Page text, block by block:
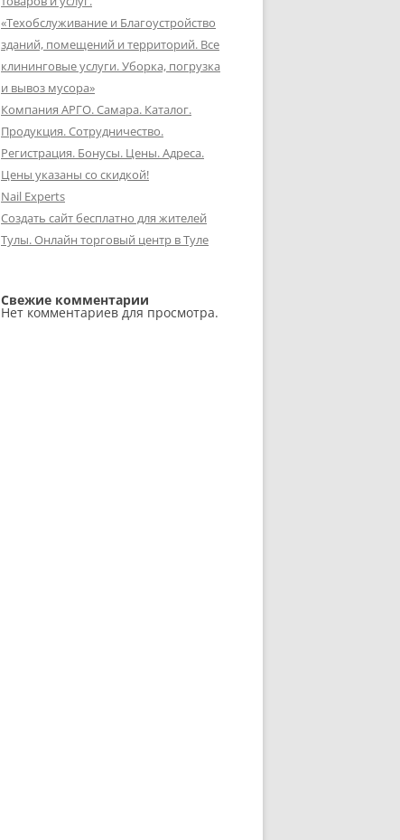
«Техобслуживание и Благоустройство
зданий, помещений и территорий. Все
клининговые услуги. Уборка, погрузка
и вывоз мусора»
Компания АРГО. Самара. Каталог.
Продукция. Сотрудничество.
Регистрация. Бонусы. Цены. Адреса.
Цены указаны со скидкой!
Nail Experts
Создать сайт бесплатно для жителей
Тулы. Онлайн торговый центр в Туле
Свежие комментарии
Нет комментариев для просмотра.